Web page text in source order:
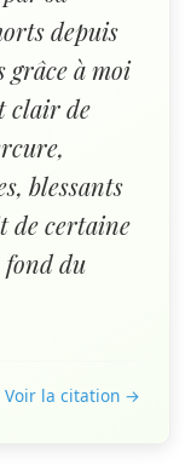
depuis
grâce à moi
clair de
blessants
de certaine
fond du
Voir la citation →